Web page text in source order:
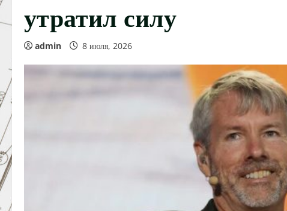
утратил силу
admin 8 июля, 2026